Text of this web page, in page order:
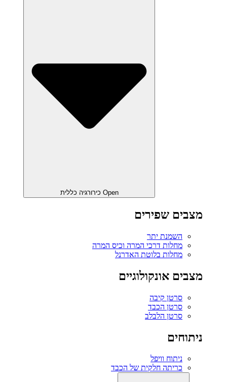
Open כירורגיה כללית
מצבים שפירים
השמנת יתר
מחלות דרכי המרה וכיס המרה
מחלות בלוטת האדרנל
מצבים אונקולוגיים
סרטן קיבה
סרטן הכבד
סרטן הלבלב
ניתוחים
ניתוח וויפל
כריתה חלקית של הכבד